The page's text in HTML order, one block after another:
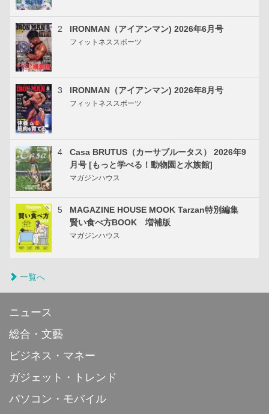
2 IRONMAN（アイアンマン) 2026年6月号
フィットネススポーツ
3 IRONMAN（アイアンマン) 2026年8月号
フィットネススポーツ
4
Casa BRUTUS（カーサブルータス） 2026年9
月号 [もっと学べる！動物園と水族館]
マガジンハウス
5
MAGAZINE HOUSE MOOK Tarzan特別編集
賢い食べ方BOOK 増補版
マガジンハウス
一覧へ
ニュース
総合・文藝
ビジネス・マネー
ガジェット・トレンド
パソコン・モバイル